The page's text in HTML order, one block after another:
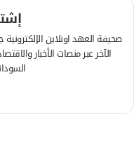
صحيفة العهد اونلاين
الآخر عبر منصات الأخبار